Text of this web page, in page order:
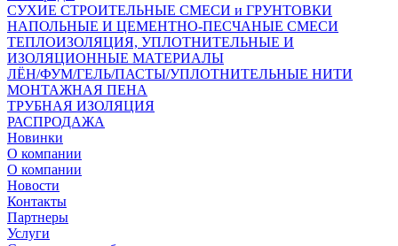
СУХИЕ СТРОИТЕЛЬНЫЕ СМЕСИ и ГРУНТОВКИ
НАПОЛЬНЫЕ И ЦЕМЕНТНО-ПЕСЧАНЫЕ СМЕСИ
ТЕПЛОИЗОЛЯЦИЯ, УПЛОТНИТЕЛЬНЫЕ И
ИЗОЛЯЦИОННЫЕ МАТЕРИАЛЫ
ЛЁН/ФУМ/ГЕЛЬ/ПАСТЫ/УПЛОТНИТЕЛЬНЫЕ НИТИ
МОНТАЖНАЯ ПЕНА
ТРУБНАЯ ИЗОЛЯЦИЯ
РАСПРОДАЖА
Новинки
О компании
О компании
Новости
Контакты
Партнеры
Услуги